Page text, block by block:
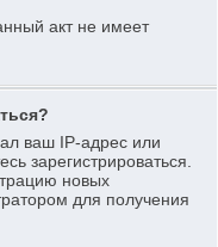
акт не имеет
ваш IP-адрес или
зарегистрироваться.
новых
для получения